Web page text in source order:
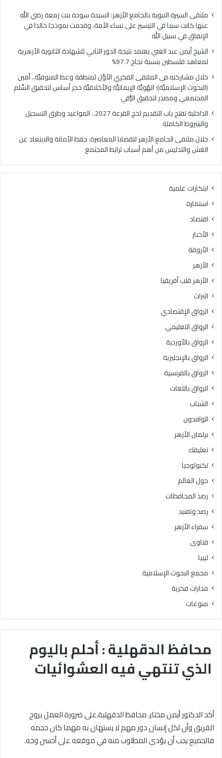
محافظ الدقهلية : أحلم باليوم
الذي تنتهي فيه العشوائيات
أكد الدكتور أيمن مختار، محافظ الدقهلية،على ضرورة العمل بروح
الفريق وأن لكل إنسان دور مهم لا يستهان به مهما كان حجمه
فالجميع يجب أن يؤدي المطلوب منه في موقعه على أحسن وجه.
بنسبة
نجاح
97.7%
ملتقى السيرة النبوية بالجامع الأزهر: السيدة سودة بنت زمعة رضي الله
عنها كانت سببا في التيسير على نساء الأمة، وقدمت نموذجا خالدا في
الإنفاق في سبيل الله
الشيخ أيمن عبد الغني يعتمد نتيجة الدور الثاني للشهادة الثانوية الأزهرية
لمعاهد فلسطين بنسبة نجاح 97.7%
خلال مشاركته في الملتقى الفكري الأوَّل لمنطقة وعظ المنوفيَّة.. أمين
(البحوث الإسلاميَّة): الهُويَّة الإيمانيَّة والأخلاقيَّة حجر أساس لتحقيق السِّلم
المجتمعي ومصدر لتحقيق الرُّقي
الداخلية تفتح باب التقديم لحج القرعة 2027.. المواعيد وطرق التسجيل
والشروط الكاملة
خلال ملتقى الجامع الأزهر للقضايا المعاصرة: حفظ الأمانة والابتعاد عن
الغش والتدليس من أهم أسباب ترابط المجتمع
ابتكارات علمية
استمارة
اقتصاد
الأخبار
الأروقة
الأزهر
الأزهر قلب أفريقيا
التراث
الرواق الإقتصادي
الرواق التعليمي
الرواق بالأوردية
الرواق بالإنجليزية
الرواق بالفرنسية
الرواق باللغات
الشباب
الوافدون
برلمان الأزهر
تعليقك
تكنولوجيا
حول العالم
رصد المحافظات
رصد وتفنيد
سفراء الأزهر
فتاوى
ليبيا
مجمع البحوث الإسلامية
مدارات فكرية
منوعات